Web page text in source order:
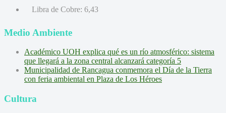
Libra de Cobre: 6,43
Medio Ambiente
Académico UOH explica qué es un río atmosférico: sistema
que llegará a la zona central alcanzará categoría 5
Municipalidad de Rancagua conmemora el Día de la Tierra
con feria ambiental en Plaza de Los Héroes
Cultura